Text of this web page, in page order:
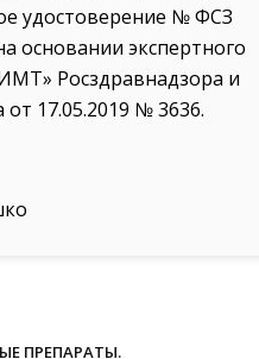
удостоверение № ФСЗ
основании экспертного
Росздравнадзора и
17.05.2019 № 3636.
ПРЕПАРАТЫ.